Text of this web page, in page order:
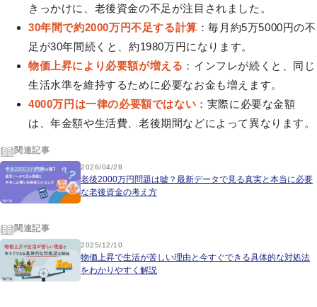
きっかけに、老後資金の不足が注目されました。
30年間で約2000万円不足する計算 ：毎月約5万5000円の不
足が30年間続くと、約1980万円になります。
物価上昇により必要額が増える ：インフレが続くと、同じ
生活水準を維持するために必要なお金も増えます。
4000万円は一律の必要額ではない ：実際に必要な金額
は、年金額や生活費、老後期間などによって異なります。
関連記事
2026/04/28
老後2000万円問題は嘘？最新データで見る真実と本当に必要
な老後資金の考え方
関連記事
2025/12/10
物価上昇で生活が苦しい理由と今すぐできる具体的な対処法
をわかりやすく解説